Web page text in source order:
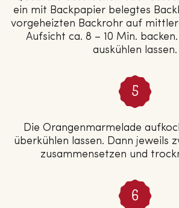
ein mit Backpapier belegtes
vorgeheizten Backrohr auf
Aufsicht ca. 8 – 10 Min.
auskühlen lassen.
Die Orangenmarmelade
überkühlen lassen. Dann jeweils
zusammensetzen und